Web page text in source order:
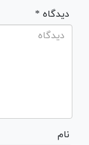
* دیدگاه
نام